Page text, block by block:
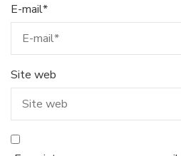
E-mail*
Site web